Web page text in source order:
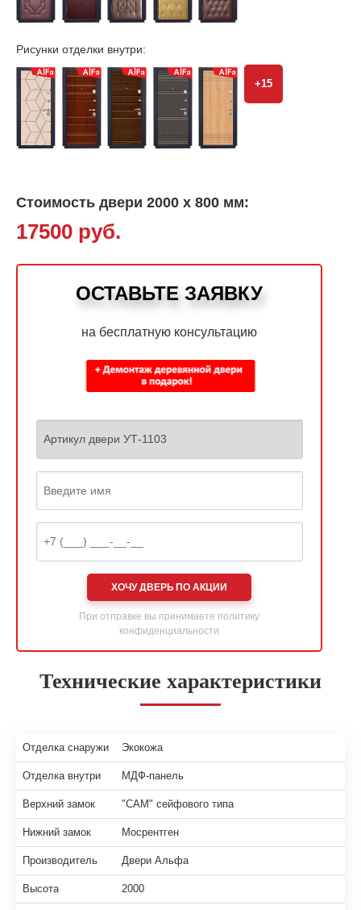
Рисунки отделки внутри:
+15
Стоимость двери 2000 х 800 мм:
17500 руб.
ОСТАВЬТЕ ЗАЯВКУ
на бесплатную консультацию
ХОЧУ ДВЕРЬ ПО АКЦИИ
При отправке вы принимаете политику
конфиденциальности
Технические характеристики
Отделка снаружи Экокожа
Отделка внутри МДФ-панель
Верхний замок "САМ" сейфового типа
Нижний замок Мосрентген
Производитель Двери Альфа
Высота 2000